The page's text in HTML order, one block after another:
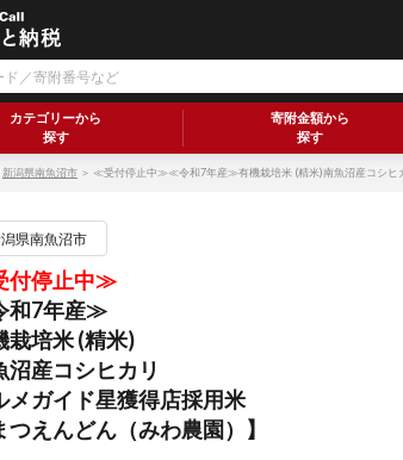
カテゴリーから
探す
寄附金額から
探す
新潟県南魚沼市 ＞ ≪受付停止中≫≪令和7年産≫有機栽培米 (精米)南魚沼産コシヒ
県南魚沼市
停止中≫
和7年産≫
栽培米 (精米)
沼産コシヒカリ
メガイド星獲得店採用米
つえんどん（みわ農園）】